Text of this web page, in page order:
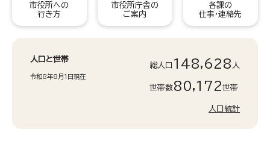
市役所への
行き方
市役所庁舎の
ご案内
各課の
仕事・連絡先
人口と世帯
令和8年8月1日現在
総人口 148,628 人
世帯数80,172世帯
人口統計